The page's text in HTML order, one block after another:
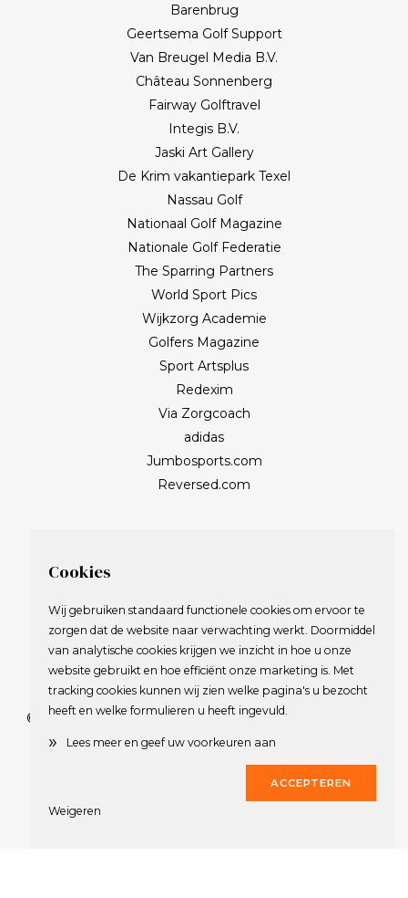
Barenbrug
Geertsema Golf Support
Van Breugel Media B.V.
Château Sonnenberg
Fairway Golftravel
Integis B.V.
Jaski Art Gallery
De Krim vakantiepark Texel
Nassau Golf
Nationaal Golf Magazine
Nationale Golf Federatie
The Sparring Partners
World Sport Pics
Wijkzorg Academie
Golfers Magazine
Sport Artsplus
Redexim
Via Zorgcoach
adidas
Jumbosports.com
Reversed.com
© 2009-2023 Nederlandse Vereniging van Golfspelende
Journalisten.
Alle rechten voorbehouden.
Copyright
Cookies
Wij gebruiken standaard functionele cookies om ervoor te
zorgen dat de website naar verwachting werkt. Doormiddel
van analytische cookies krijgen we inzicht in hoe u onze
website gebruikt en hoe efficiënt onze marketing is. Met
tracking cookies kunnen wij zien welke pagina's u bezocht
heeft en welke formulieren u heeft ingevuld.
» Lees meer en geef uw voorkeuren aan
ACCEPTEREN
Weigeren